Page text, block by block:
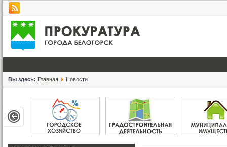
Вы здесь: Главная Новости